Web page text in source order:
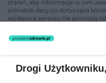
starań, aby informacje w nim
jednakże decyzja dotycząca
wydawca serwisu nie ponoszą
świadczeń zdrowotnych w
Drogi Użytkowniku,